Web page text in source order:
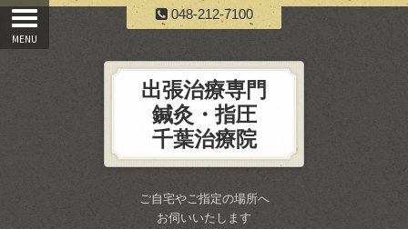
048-212-7100
出張治療専門
鍼灸・指圧
千葉治療院
ご自宅やご指定の場所へ
お伺いいたします